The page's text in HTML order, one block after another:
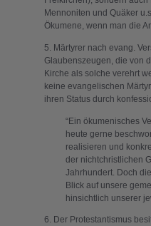
Mennoniten und Quäker
Ökumene, wenn man die
5. Märtyrer nach evang.
Glaubenszeugen, die von
Kirche als solche verehrt
keine evangelischen
ihren Status durch
“Ein ökumenisches
heute gerne
realisieren und
der nichtchristlichen
Jahrhundert. Doch
Blick auf unsere
hinsichtlich unserer
6. Der Protestantismus